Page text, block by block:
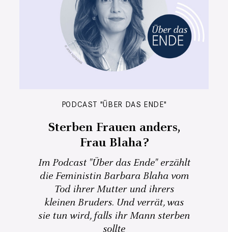
PODCAST "ÜBER DAS ENDE"
Sterben Frauen anders,
Frau Blaha?
Im Podcast "Über das Ende" erzählt
die Feministin Barbara Blaha vom
Tod ihrer Mutter und ihrers
kleinen Bruders. Und verrät, was
sie tun wird, falls ihr Mann sterben